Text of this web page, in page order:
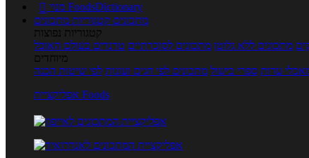

מנוי FoodsDictionary
מתכונים קטגוריות מתכונים
קטגוריות נפוצות
מתכונים ללא גלוטן מתכונים לסוכרתיים טרנדים בעולם האוכל
מיוחדים
עדות ספרי בישול מתכונים לפי חגים ועונות לפי שיטות הכנה
אפליקציית Foods